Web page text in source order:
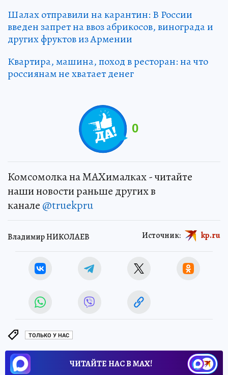
Шалах отправили на карантин: В России
введен запрет на ввоз абрикосов, винограда и
других фруктов из Армении
Квартира, машина, поход в ресторан: на что
россиянам не хватает денег
0
Комсомолка на MAXималках - читайте
наши новости раньше других в
канале @truekpru
Владимир НИКОЛАЕВ Источник: kp.ru
ТОЛЬКО У НАС
ЧИТАЙТЕ НАС В МАХ!